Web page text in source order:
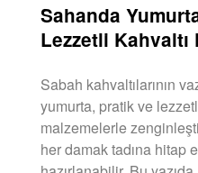
Sahanda
Lezzetli Kahvaltı
Sabah kahvaltılarının
yumurta, pratik ve
malzemelerle
her damak tadına hitap